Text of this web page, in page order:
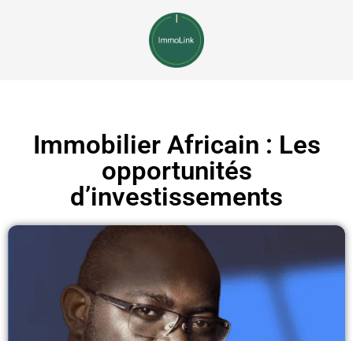
Immobilier Africain : Les
opportunités
d’investissements